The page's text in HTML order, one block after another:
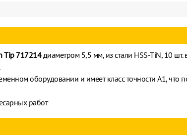
Tip 717214диаметром 5,5 мм, из стали HSS-TiN, 10 шт.
оборудовании и имеет класс точности A1, что
работ